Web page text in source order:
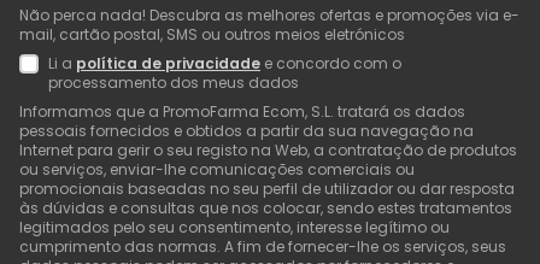
Não perca nada! Descubra as melhores ofertas e promoções via e-
mail, cartão postal, SMS ou outros meios eletrónicos
Li a política de privacidade e concordo com o
processamento dos meus dados
Informamos que a PromoFarma Ecom, S.L. tratará os dados
pessoais fornecidos e obtidos a partir da sua navegação na
Internet para gerir o seu registo na Web, a contratação de produtos
ou serviços, enviar-lhe comunicações comerciais ou
promocionais baseadas no seu perfil de utilizador ou dar resposta
às dúvidas e consultas que nos colocar, sendo estes tratamentos
legitimados pelo seu consentimento, interesse legítimo ou
cumprimento das normas. A fim de fornecer-lhe os serviços, seus